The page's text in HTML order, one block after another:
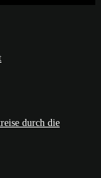
durch die